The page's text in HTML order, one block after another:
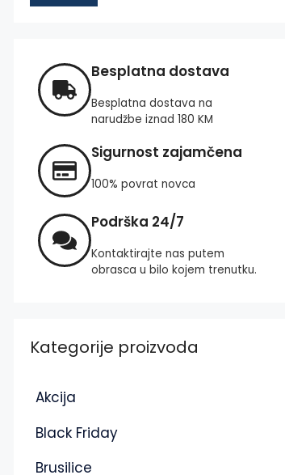
Besplatna dostava
Besplatna dostava na
narudžbe iznad 180 KM
Sigurnost zajamčena
100% povrat novca
Podrška 24/7
Kontaktirajte nas putem
obrasca u bilo kojem trenutku.
Kategorije proizvoda
Akcija
Black Friday
Brusilice